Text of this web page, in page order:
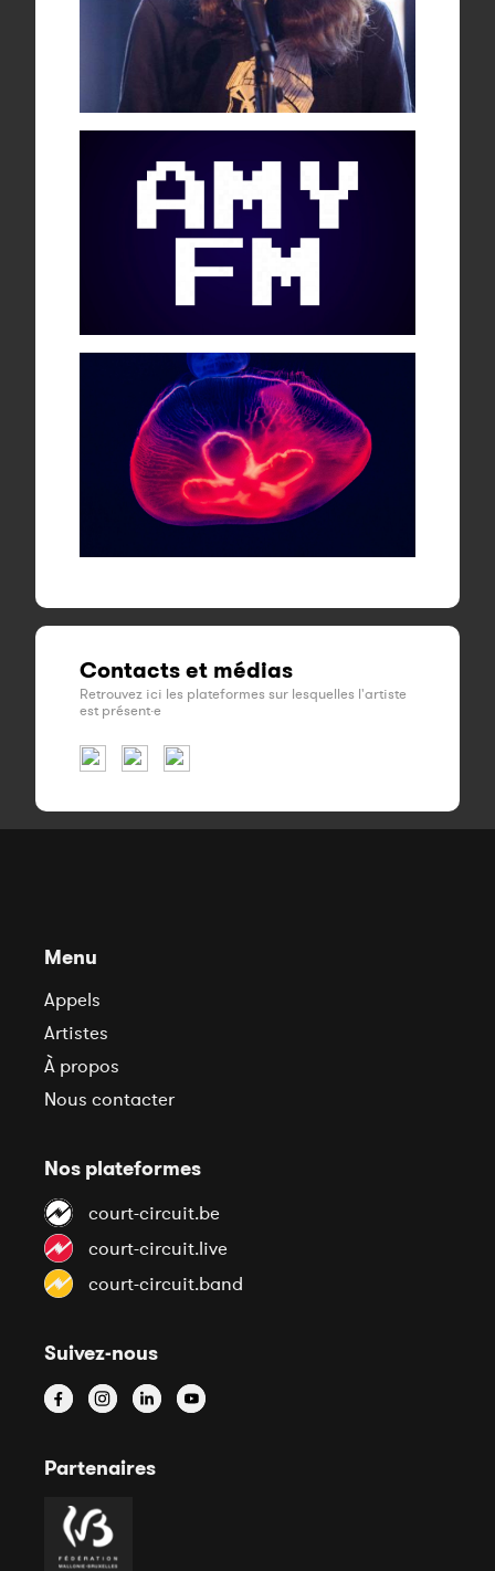
Contacts et médias
Retrouvez ici les plateformes sur lesquelles l'artiste
est présent·e
Menu
Appels
Artistes
À propos
Nous contacter
Nos plateformes
court-circuit.be
court-circuit.live
court-circuit.band
Suivez-nous
Partenaires